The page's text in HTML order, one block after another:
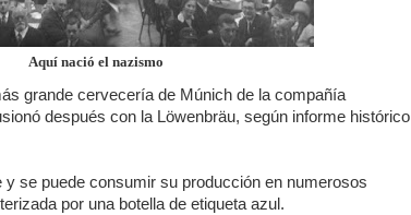
Aquí nació el nazismo
grande cervecería de Múnich de la compañía
después con la Löwenbräu, según informe histórico
y se puede consumir su producción en numerosos
por una botella de etiqueta azul.